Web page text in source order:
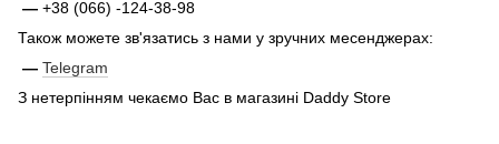
— +38 (066) -124-38-98
Також можете зв'язатись з нами у зручних месенджерах:
— Telegram
З нетерпінням чекаємо Вас в магазині Daddy Store